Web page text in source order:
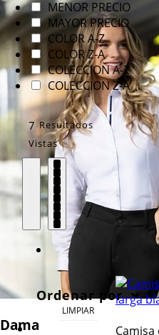
Dama
MENOR PRECIO
MAYOR PRECIO
COLOR A-Z
COLOR Z-A
COLECCION A-Z
COLECCION Z-A
7Resultados
Vistas
Ordenar por
LIMPIAR